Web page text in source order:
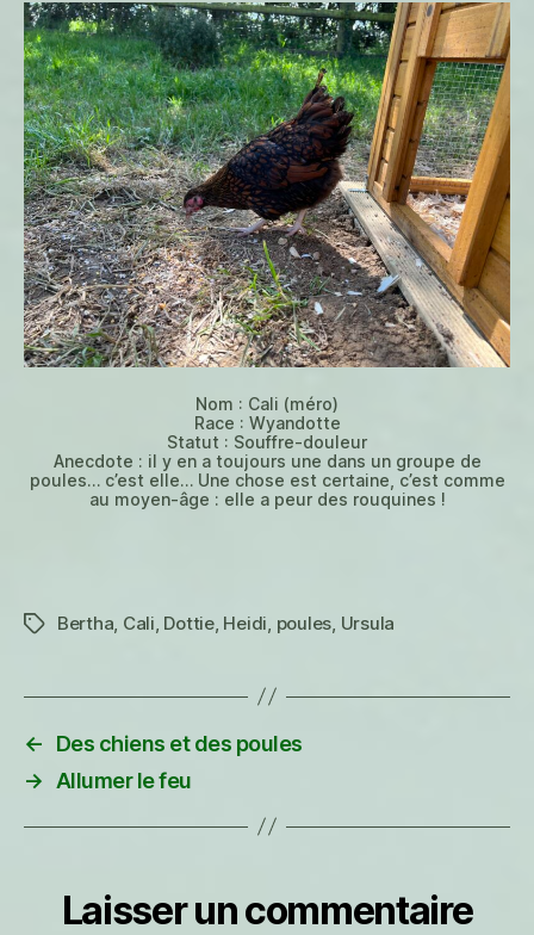
Nom : Cali (méro)
Race : Wyandotte
Statut : Souffre-douleur
Anecdote : il y en a toujours une dans un groupe de
poules… c’est elle… Une chose est certaine, c’est comme
au moyen-âge : elle a peur des rouquines !
Étiquettes
Bertha Cali Dottie, Heidi poules Ursula
←
Des chiens et des poules
→
Allumer le feu
Laisser un commentaire